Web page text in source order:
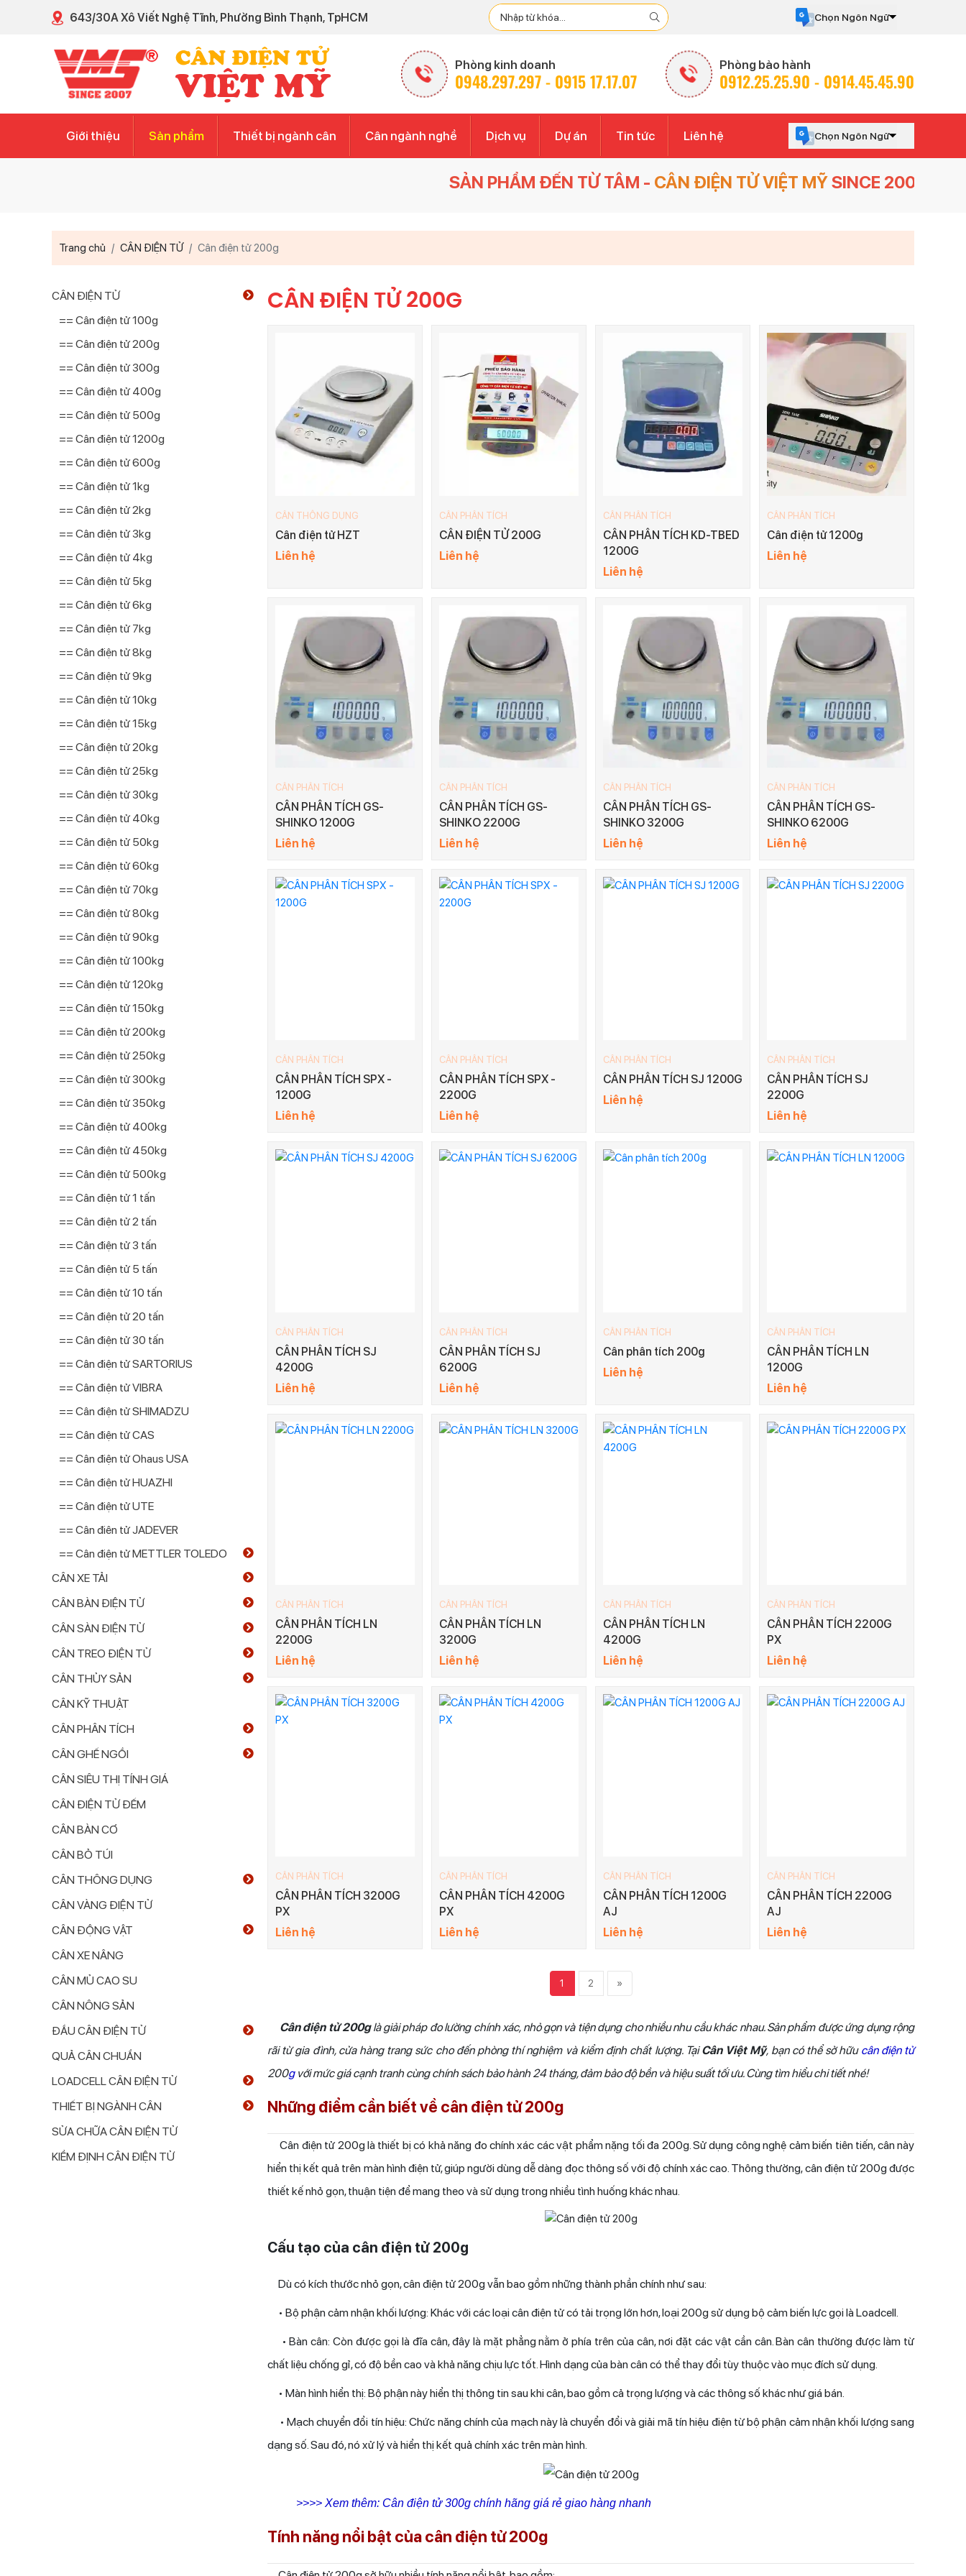
643/30A Xô Viết Nghệ Tĩnh, Phường Bình Thạnh, TpHCM
Chọn Ngôn Ngữ
Phòng kinh doanh
0948.297.297 - 0915 17.17.07
Phòng bảo hành
0912.25.25.90 - 0914.45.45.90
Giới thiệu Sản phẩm Thiết bị ngành cân Cân ngành nghề Dịch vụ Dự án Tin tức Liên hệ Chọn Ngôn Ngữ
SẢN PHẨM ĐẾN TỪ TÂM -CÂN ĐIỆN TỬ VIỆT MỸSINCE 2007-BẢO HÀNH
Trang chủ CÂN ĐIỆN TỬ Cân điện tử 200g
CÂN ĐIỆN TỬ 200G
CÂN THÔNG DỤNG
Cân điện tử HZT
Liên hệ
CÂN PHÂN TÍCH
CÂN ĐIỆN TỬ 200G
Liên hệ
CÂN PHÂN TÍCH
CÂN PHÂN TÍCH KD-TBED
1200G
Liên hệ
CÂN PHÂN TÍCH
Cân điện tử 1200g
Liên hệ
CÂN PHÂN TÍCH
CÂN PHÂN TÍCH GS-
SHINKO 1200G
Liên hệ
CÂN PHÂN TÍCH
CÂN PHÂN TÍCH GS-
SHINKO 2200G
Liên hệ
CÂN PHÂN TÍCH
CÂN PHÂN TÍCH GS-
SHINKO 3200G
Liên hệ
CÂN PHÂN TÍCH
CÂN PHÂN TÍCH GS-
SHINKO 6200G
Liên hệ
CÂN PHÂN TÍCH
CÂN PHÂN TÍCH SPX -
1200G
Liên hệ
CÂN PHÂN TÍCH
CÂN PHÂN TÍCH SPX -
2200G
Liên hệ
CÂN PHÂN TÍCH
CÂN PHÂN TÍCH SJ 1200G
Liên hệ
CÂN PHÂN TÍCH
CÂN PHÂN TÍCH SJ
2200G
Liên hệ
CÂN PHÂN TÍCH
CÂN PHÂN TÍCH SJ
4200G
Liên hệ
CÂN PHÂN TÍCH
CÂN PHÂN TÍCH SJ
6200G
Liên hệ
CÂN PHÂN TÍCH
Cân phân tích 200g
Liên hệ
CÂN PHÂN TÍCH
CÂN PHÂN TÍCH LN
1200G
Liên hệ
CÂN PHÂN TÍCH
CÂN PHÂN TÍCH LN
2200G
Liên hệ
CÂN PHÂN TÍCH
CÂN PHÂN TÍCH LN
3200G
Liên hệ
CÂN PHÂN TÍCH
CÂN PHÂN TÍCH LN
4200G
Liên hệ
CÂN PHÂN TÍCH
CÂN PHÂN TÍCH 2200G
PX
Liên hệ
CÂN PHÂN TÍCH
CÂN PHÂN TÍCH 3200G
PX
Liên hệ
CÂN PHÂN TÍCH
CÂN PHÂN TÍCH 4200G
PX
Liên hệ
CÂN PHÂN TÍCH
CÂN PHÂN TÍCH 1200G
AJ
Liên hệ
CÂN PHÂN TÍCH
CÂN PHÂN TÍCH 2200G
AJ
Liên hệ
1 2 »
Cân điện tử 200glà giải pháp đo lường chính xác, nhỏ gọn và tiện dụng cho nhiều nhu cầu khác nhau. Sản phẩm được ứng dụng rộng
rãi từ gia đình, cửa hàng trang sức cho đến phòng thí nghiệm và kiểm định chất lượng. TạiCân Việt Mỹ, bạn có thể sở hữu cân điện tử
200gvới mức giá cạnh tranh cùng chính sách bảo hành 24 tháng, đảm bảo độ bền và hiệu suất tối ưu. Cùng tìm hiểu chi tiết nhé!
Những điểm cần biết về cân điện tử 200g
Cân điện tử 200g là thiết bị có khả năng đo chính xác các vật phẩm nặng tối đa 200g. Sử dụng công nghệ cảm biến tiên tiến, cân này
hiển thị kết quả trên màn hình điện tử, giúp người dùng dễ dàng đọc thông số với độ chính xác cao. Thông thường, cân điện tử 200g được
thiết kế nhỏ gọn, thuận tiện để mang theo và sử dụng trong nhiều tình huống khác nhau.
Cấu tạo của cân điện tử 200g
Dù có kích thước nhỏ gọn, cân điện tử 200g vẫn bao gồm những thành phần chính như sau:
• Bộ phận cảm nhận khối lượng: Khác với các loại cân điện tử có tải trọng lớn hơn, loại 200g sử dụng bộ cảm biến lực gọi là Loadcell.
• Bàn cân: Còn được gọi là đĩa cân, đây là mặt phẳng nằm ở phía trên của cân, nơi đặt các vật cần cân. Bàn cân thường được làm từ
chất liệu chống gỉ, có độ bền cao và khả năng chịu lực tốt. Hình dạng của bàn cân có thể thay đổi tùy thuộc vào mục đích sử dụng.
• Màn hình hiển thị: Bộ phận này hiển thị thông tin sau khi cân, bao gồm cả trọng lượng và các thông số khác như giá bán.
• Mạch chuyển đổi tín hiệu: Chức năng chính của mạch này là chuyển đổi và giải mã tín hiệu điện từ bộ phận cảm nhận khối lượng sang
dạng số. Sau đó, nó xử lý và hiển thị kết quả chính xác trên màn hình.
>>>> Xem thêm: Cân điện tử 300g chính hãng giá rẻ giao hàng nhanh
Tính năng nổi bật của cân điện tử 200g
CÂN ĐIỆN TỬ
== Cân điện tử 100g
== Cân điện tử 200g
== Cân điện tử 300g
== Cân điện tử 400g
== Cân điện tử 500g
== Cân điện tử 1200g
== Cân điện tử 600g
== Cân điện tử 1kg
== Cân điện tử 2kg
== Cân điện tử 3kg
== Cân điện tử 4kg
== Cân điện tử 5kg
== Cân điện tử 6kg
== Cân điện tử 7kg
== Cân điện tử 8kg
== Cân điện tử 9kg
== Cân điện tử 10kg
== Cân điện tử 15kg
== Cân điện tử 20kg
== Cân điện tử 25kg
== Cân điện tử 30kg
== Cân điện tử 40kg
== Cân điện tử 50kg
== Cân điện tử 60kg
== Cân điện tử 70kg
== Cân điện tử 80kg
== Cân điện tử 90kg
== Cân điện tử 100kg
== Cân điện tử 120kg
== Cân điện tử 150kg
== Cân điện tử 200kg
== Cân điện tử 250kg
== Cân điện tử 300kg
== Cân điện tử 350kg
== Cân điện tử 400kg
== Cân điện tử 450kg
== Cân điện tử 500kg
== Cân điện tử 1 tấn
== Cân điện tử 2 tấn
== Cân điện tử 3 tấn
== Cân điện tử 5 tấn
== Cân điện tử 10 tấn
== Cân điện tử 20 tấn
== Cân điện tử 30 tấn
== Cân điện tử SARTORIUS
== Cân điện tử VIBRA
== Cân điện tử SHIMADZU
== Cân điện tử CAS
== Cân điện tử Ohaus USA
== Cân điện tử HUAZHI
== Cân điện tử UTE
== Cân điên tử JADEVER
== Cân điện tử METTLER TOLEDO
CÂN XE TẢI
CÂN BÀN ĐIỆN TỬ
CÂN SÀN ĐIỆN TỬ
CÂN TREO ĐIỆN TỬ
CÂN THỦY SẢN
CÂN KỸ THUẬT
CÂN PHÂN TÍCH
CÂN GHẾ NGỒI
CÂN SIÊU THỊ TÍNH GIÁ
CÂN ĐIỆN TỬ ĐẾM
CÂN BÀN CƠ
CÂN BỎ TÚI
CÂN THÔNG DỤNG
CÂN VÀNG ĐIỆN TỬ
CÂN ĐỘNG VẬT
CÂN XE NÂNG
CÂN MỦ CAO SU
CÂN NÔNG SẢN
ĐẦU CÂN ĐIỆN TỬ
QUẢ CÂN CHUẨN
LOADCELL CÂN ĐIỆN TỬ
THIẾT BỊ NGÀNH CÂN
SỬA CHỮA CÂN ĐIỆN TỬ
KIỂM ĐỊNH CÂN ĐIỆN TỬ